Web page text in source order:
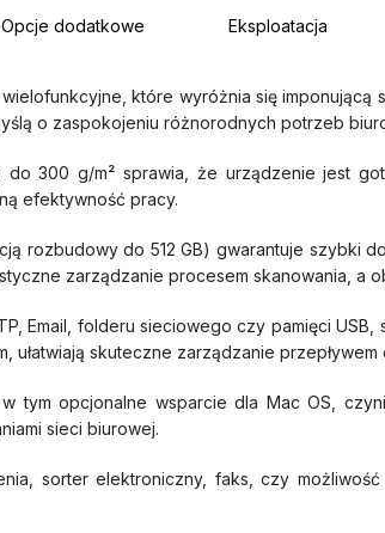
Opcje dodatkowe Eksploatacja
które wyróżnia się
o zaspokojeniu różnorodnych potrzeb
300 g/m² sprawia, że urządzenie jest
efektywność pracy.
rozbudowy do 512 GB) gwarantuje
zarządzanie procesem skanowania,
Email, folderu sieciowego czy pamięci
skuteczne zarządzanie przepływem
tym opcjonalne wsparcie dla Mac OS,
sieci biurowej.
sorter elektroniczny, faks, czy